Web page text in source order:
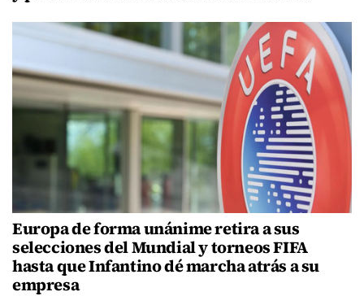
Europa de forma unánime retira a sus
selecciones del Mundial y torneos FIFA
hasta que Infantino dé marcha atrás a su
empresa